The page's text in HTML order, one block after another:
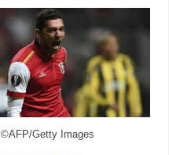
©AFP/Getty Images